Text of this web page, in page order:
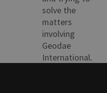
solve the
matters
involving
Geodae
International.